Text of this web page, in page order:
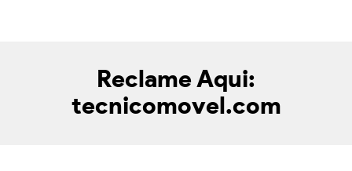
Reclame Aqui:
tecnicomovel.com